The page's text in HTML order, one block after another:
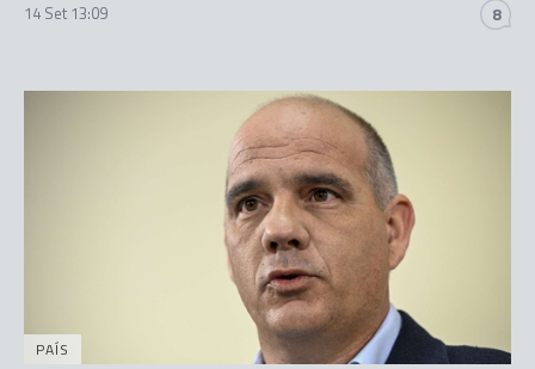
14 Set 13:09 8
PAÍS